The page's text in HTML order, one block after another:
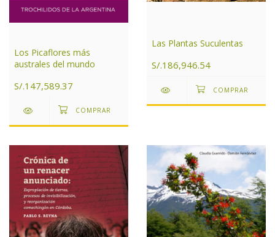
Los Picaflores más
australes del mundo
S/.147,589.37
Las Plantas Suculentas
S/.186,946.54